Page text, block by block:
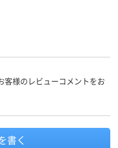
客様のレビューコメントをお
書く